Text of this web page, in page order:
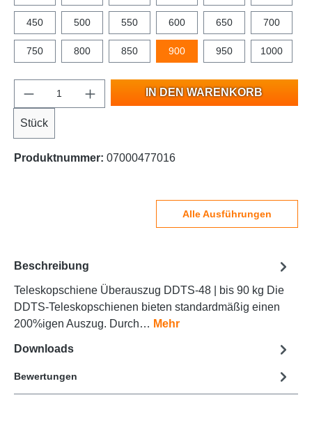
450 500 550 600 650 700
750 800 850 900 950 1000
Stück
IN DEN WARENKORB
Produktnummer: 07000477016
Alle Ausführungen
Beschreibung
Teleskopschiene Überauszug DDTS-48 | bis 90 kg Die
DDTS-Teleskopschienen bieten standardmäßig einen
200%igen Auszug. Durch… Mehr
Downloads
Bewertungen